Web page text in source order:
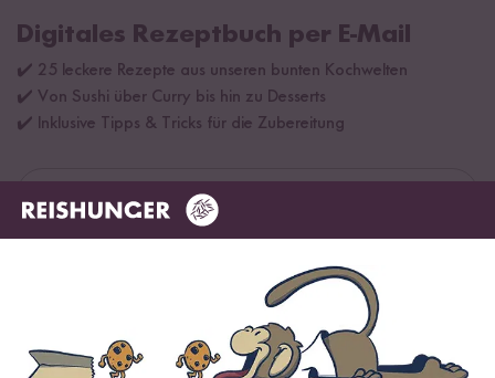
Digitales Rezeptbuch per E-Mail
✔️ 25 leckere Rezepte aus unseren bunten Kochwelten
✔️ Von Sushi über Curry bis hin zu Desserts
✔️ Inklusive Tipps & Tricks für die Zubereitung
Jetzt sichern
*Das Digitale Rezeptbuch wird dir nach vollständiger Anmeldung zum Newsletter